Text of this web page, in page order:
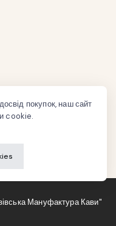
Мануфактура Кави"
покупок, наш сайт
cookie.